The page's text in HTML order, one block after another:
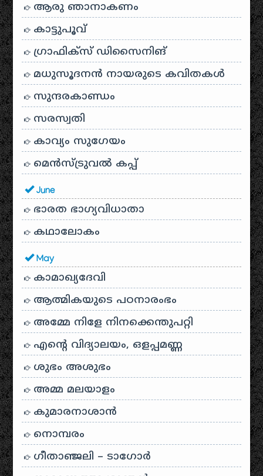
ആരു ഞാനാകണം
കാട്ടുപൂവ്
ഗ്രാഫിക്സ് ഡിസൈനിങ്
മധുസൂദനൻ നായരുടെ കവിതകൾ
സുന്ദരകാണ്ഡം
സരസ്വതി
കാവ്യം സുഗേയം
മെന്‍സ്ട്രുവല്‍ കപ്പ്
June
ഭാരത ഭാഗ്യവിധാതാ
കഥാലോകം
May
കാമാഖ്യദേവി
ആത്മികയുടെ പഠനാരംഭം
അമ്മേ നിളേ നിനക്കെന്തുപറ്റി
എന്റെ വിദ്യാലയം, ഒളപ്പമണ്ണ
ശുഭം അശുഭം
അമ്മ മലയാളം
കുമാരനാശാൻ
നൊമ്പരം
ഗീതാഞ്ജലി – ടാഗോർ